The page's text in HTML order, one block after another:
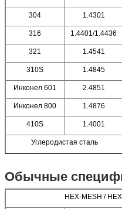
304 1.4301
316 1.4401/1.4436
321 1.4541
310S 1.4845
Инконел 601 2.4851
Инконел 800 1.4876
410S 1.4001
Углеродистая сталь
Обычные
HEX-MESH /